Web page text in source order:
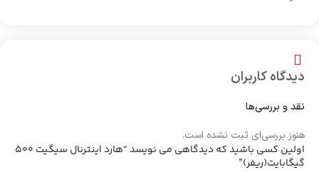
دیدگاه کاربران
نقد و بررسی‌ها
هنوز بررسی‌ای ثبت نشده است.
اولین کسی باشید که دیدگاهی می نویسد “هارد اینترنال سیگیت 500
گیگابایت(ریفر)”